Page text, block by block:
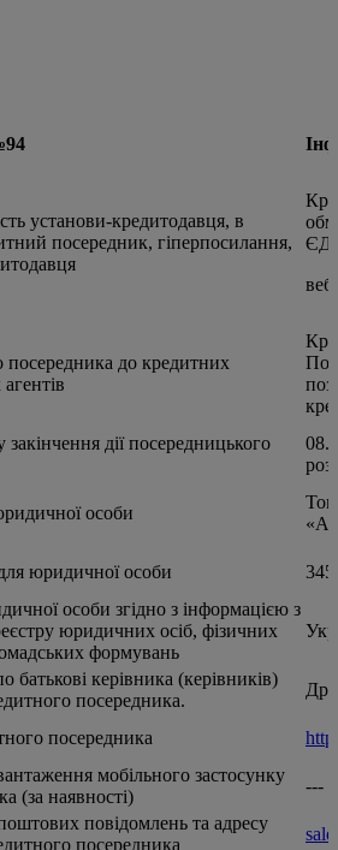
установи-кредитодавця, в
посередник, гіперпосилання,
посередника до кредитних
закінчення дії посередницького
особи
юридичної особи
особи згідно з інформацією з
юридичних осіб, фізичних
формувань
батькові керівника (керівників)
посередника.
посередника
мобільного застосунку
(за наявності)
---
повідомлень та адресу
посередника